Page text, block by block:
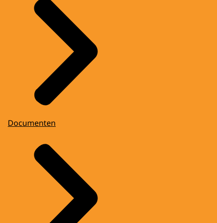
Documenten